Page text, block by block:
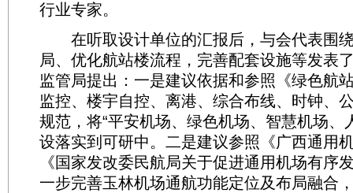
行业专家。
在听取设计单位的汇报后，与会代表围
局、优化航站楼流程，完善配套设施等发表
监管局提出：一是建议依据和参照《绿色航
监控、楼宇自控、离港、综合布线、时钟、
规范，将“平安机场、绿色机场、智慧机场、
设落实到可研中。二是建议参照《广西通用
《国家发改委民航局关于促进通用机场有序
一步完善玉林机场通航功能定位及布局融合